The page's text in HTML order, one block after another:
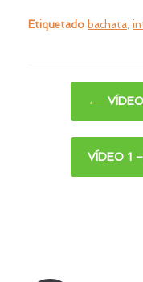
Etiquetado bachata,
←
VÍDEO 1